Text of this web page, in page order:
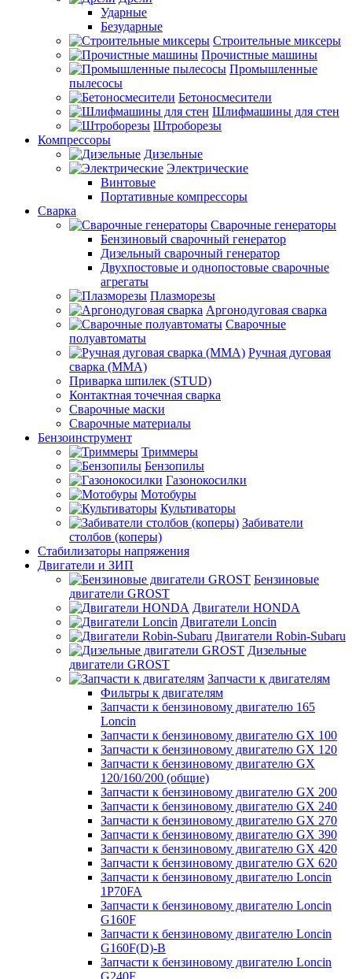
Ударные
Безударные
Строительные миксеры
Прочистные машины
Промышленные
пылесосы
Бетоносмесители
Шлифмашины для стен
Штроборезы
Компрессоры
Дизельные
Электрические
Винтовые
Портативные компрессоры
Сварка
Сварочные генераторы
Бензиновый сварочный генератор
Дизельный сварочный генератор
Двухпостовые и однопостовые сварочные
агрегаты
Плазморезы
Аргонодуговая сварка
Сварочные
полуавтоматы
Ручная дуговая
сварка (ММА)
Приварка шпилек (STUD)
Контактная точечная сварка
Сварочные маски
Сварочные материалы
Бензоинструмент
Триммеры
Бензопилы
Газонокосилки
Мотобуры
Культиваторы
Забиватели
столбов (коперы)
Стабилизаторы напряжения
Двигатели и ЗИП
Бензиновые
двигатели GROST
Двигатели HONDA
Двигатели Loncin
Двигатели Robin-Subaru
Дизельные
двигатели GROST
Запчасти к двигателям
Фильтры к двигателям
Запчасти к бензиновому двигателю 165
Loncin
Запчасти к бензиновому двигателю GX 100
Запчасти к бензиновому двигателю GX 120
Запчасти к бензиновому двигателю GX
120/160/200 (общие)
Запчасти к бензиновому двигателю GX 200
Запчасти к бензиновому двигателю GX 240
Запчасти к бензиновому двигателю GX 270
Запчасти к бензиновому двигателю GX 390
Запчасти к бензиновому двигателю GX 420
Запчасти к бензиновому двигателю GX 620
Запчасти к бензиновому двигателю Loncin
1P70FA
Запчасти к бензиновому двигателю Loncin
G160F
Запчасти к бензиновому двигателю Loncin
G160F(D)-B
Запчасти к бензиновому двигателю Loncin
G240F